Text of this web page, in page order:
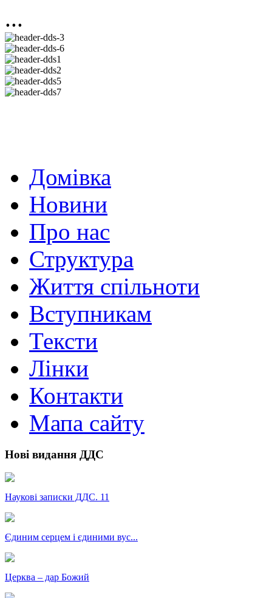
...
Домівка
Новини
Про нас
Структура
Життя спільноти
Вступникам
Тексти
Лінки
Контакти
Мапа сайту
Нові видання ДДС
Наукові записки ДДС. 11
Єдиним серцем і єдиними вус...
Церква – дар Божий